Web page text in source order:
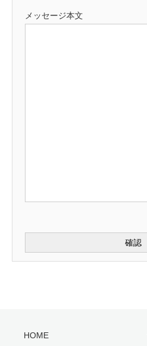
メッセージ本文
HOME